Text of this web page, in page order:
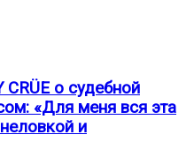
о судебной
«Для меня вся эта
и